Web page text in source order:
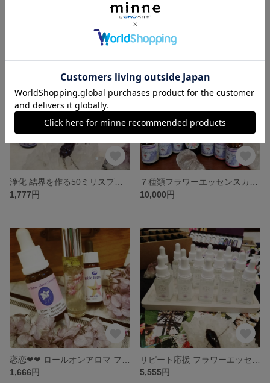
最上級の喜び❤ ツインレイ ツインフレームを引き寄せるフラワーエッセンス7種類 カウンセリング
9,999円
浄化 結界を作る50ミリスプレーフラワーエッセンス4種類 オーラクリーニング プロテクション
1,777円
10,000円
1,666円
5,555円